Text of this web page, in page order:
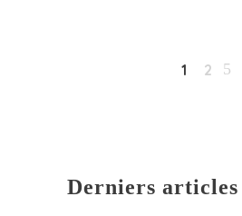
1 2
Derniers articles